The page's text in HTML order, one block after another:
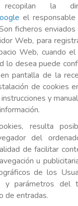
recopilan la
el
ficheros
Web, para
Web, cuando
lo desea puede
pantalla de la
de cookies
y
resulta
del
de facilitar
u
de los
y parámetros del
de entradas.